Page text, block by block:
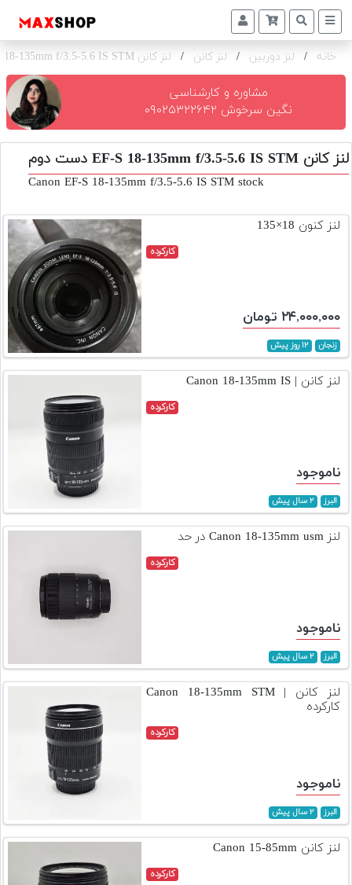
دوربین
و
تجهیزات
و
اکسسوری
دوم
اجاره
دوربین
و
تجهیزات
محصول
دست
دوم
لیست
قیمت
خانه / لنز دوربین / لنز کانن / لنز کانن EF-S 18-135mm f/3.5-5.6 IS STM
مشاوره و کارشناسی
نگین سرخوش ۰۹۰۲۵۳۲۲۶۴۲
لنز کانن EF-S 18-135mm f/3.5-5.6 IS STM دست دوم
Canon EF-S 18-135mm f/3.5-5.6 IS STM stock
لنز کنون 18×135
کارکرده
۲۴,۰۰۰,۰۰۰ تومان
زنجان ۱۲ روز پیش
لنز کانن | Canon 18-135mm IS
کارکرده
ناموجود
البرز ۲ سال پیش
لنز Canon 18-135mm usm در حد
کارکرده
ناموجود
البرز ۲ سال پیش
لنز کانن | Canon 18-135mm STM
کارکرده
کارکرده
ناموجود
البرز ۲ سال پیش
لنز کانن Canon 15-85mm
کارکرده